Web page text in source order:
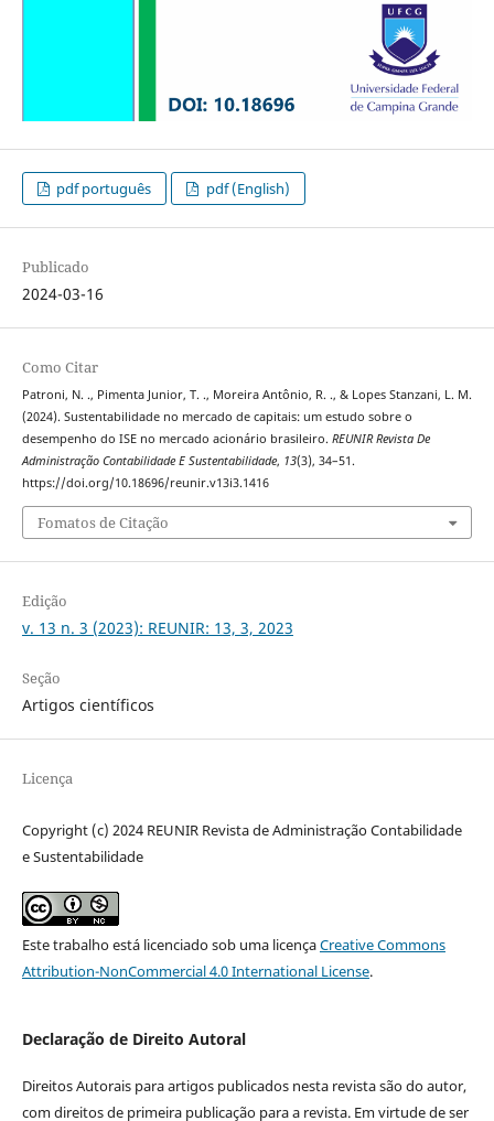
pdf português pdf (English)
Publicado
2024-03-16
Como Citar
Patroni, N. ., Pimenta Junior, T. ., Moreira Antônio, R. ., & Lopes Stanzani, L. M.
(2024). Sustentabilidade no mercado de capitais: um estudo sobre o
desempenho do ISE no mercado acionário brasileiro. REUNIR Revista De
Administração Contabilidade E Sustentabilidade, 13(3), 34–51.
https://doi.org/10.18696/reunir.v13i3.1416
Fomatos de Citação
Edição
v. 13 n. 3 (2023): REUNIR: 13, 3, 2023
Seção
Artigos científicos
Licença
Copyright (c) 2024 REUNIR Revista de Administração Contabilidade
e Sustentabilidade
Este trabalho está licenciado sob uma licençaCreative Commons
Attribution-NonCommercial 4.0 International License.
Declaração de Direito Autoral
Direitos Autorais para artigos publicados nesta revista são do autor,
com direitos de primeira publicação para a revista. Em virtude de ser